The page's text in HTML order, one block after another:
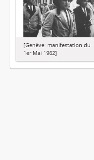
[Genève: manifestation du
1er Mai 1962]